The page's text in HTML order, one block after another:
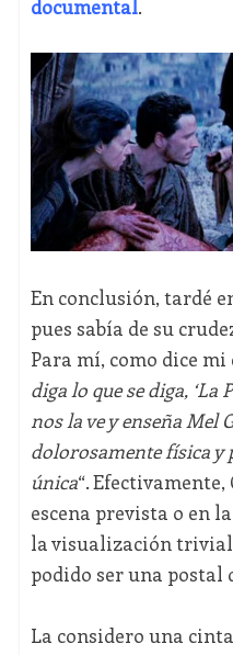
documental.
En conclusión, tardé
pues sabía de su
Para mí, como dice mi
diga lo que se diga, ‘La
nos la ve y enseña Mel
dolorosamente física
única“.
escena prevista o en
la visualización
podido ser una postal
La considero una